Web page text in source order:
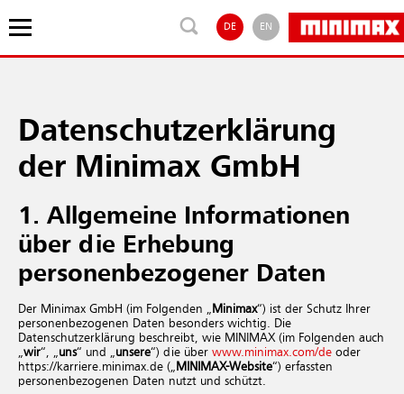
DE EN
Datenschutzerklärung
der Minimax GmbH
1. Allgemeine Informationen
über die Erhebung
personenbezogener Daten
Der Minimax GmbH (im Folgenden „ Minimax“) ist der Schutz Ihrer
personenbezogenen Daten besonders wichtig. Die
Datenschutzerklärung beschreibt, wie MINIMAX (im Folgenden auch
wir“, „ uns“ und „ unsere“) die über www.​minimax.​com/​de oder
https://karriere.minimax.de („ MINIMAX-Website“) erfassten
personenbezogenen Daten nutzt und schützt.